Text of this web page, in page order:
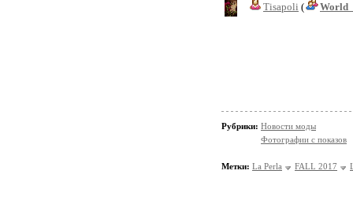
Tisapoli (
Рубрики: Новости моды
Фотографии с показов
Метки: La Perla FALL 2017